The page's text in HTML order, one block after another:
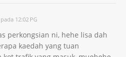
12:02 PG
perkongsian ni, hehe lisa dah
kaedah yang tuan